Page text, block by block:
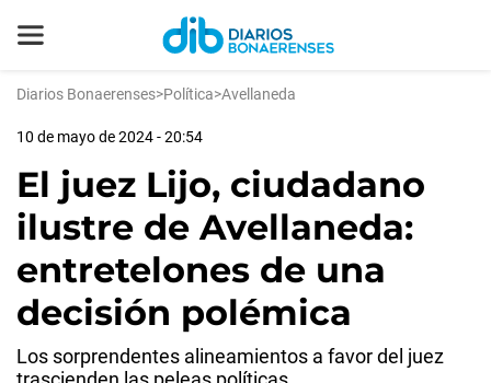
Diarios Bonaerenses>Política>Avellaneda
10 de mayo de 2024 - 20:54
El juez Lijo, ciudadano
ilustre de Avellaneda:
entretelones de una
decisión polémica
Los sorprendentes alineamientos a favor del juez